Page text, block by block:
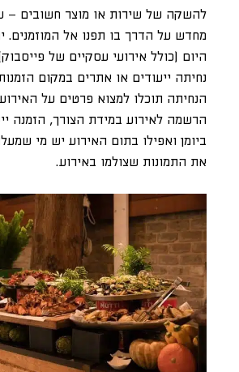
להשקה של שירות או מוצר חשובים –
מחדש על הדרך בו תפנו אל המוזמנים.
היום (כולל אירועי עסקיים של
נחיתה ייעודים או אתרים במקום
הנחיתה תוכלו למצוא פרטים על
הרשמה לאירוע במידת הצורך, הזמנה
ביומן ואפילו בתום האירוע יש מי
את התמונות שצולמו באירוע.